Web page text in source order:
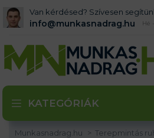
Van kérdésed? Szívesen
info@munkasnadrag.hu Hé
KATEGÓRIÁK
Munkasnadrag.hu Terepmintás